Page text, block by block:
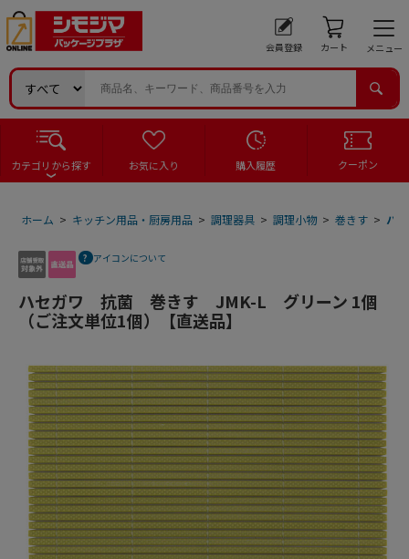
会員登録 カート メニュー
カテゴリから探す お気に入り 購入履歴 クーポン
ホーム > キッチン用品・厨房用品 > 調理器具 > 調理小物 > 巻きす > ハ
アイコンについて
ハセガワ 抗菌 巻きす JMK-L グリーン 1個
（ご注文単位1個）【直送品】